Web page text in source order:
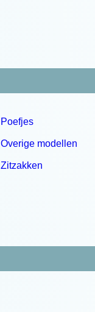
Poefjes
Overige modellen
Zitzakken